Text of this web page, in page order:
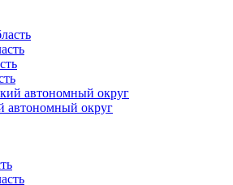
автономный округ
автономный округ